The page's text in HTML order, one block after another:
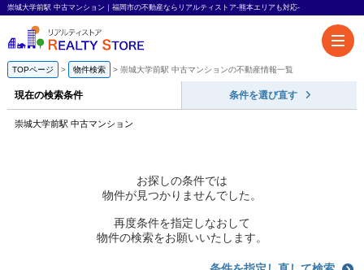
崇城大学前駅 中古マンション｜福岡市の不動産ならリアルティストア-熊本エリアも対応-
TOPページ 物件検索 崇城大学前駅 中古マンションの不動産情報一覧
現在の検索条件 条件を選び直す
崇城大学前駅 中古マンション
お探しの条件では
物件が見つかりませんでした。
再度条件を指定しなおして
物件の検索をお願いいたします。